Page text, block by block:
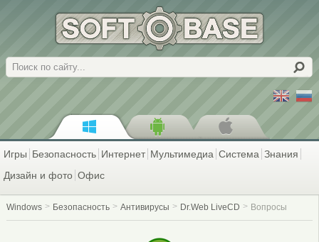
Поиск
Игры Безопасность Интернет Мультимедиа Система Знания
Дизайн и фото Офис
Windows Безопасность Антивирусы Dr.Web LiveCD Вопросы